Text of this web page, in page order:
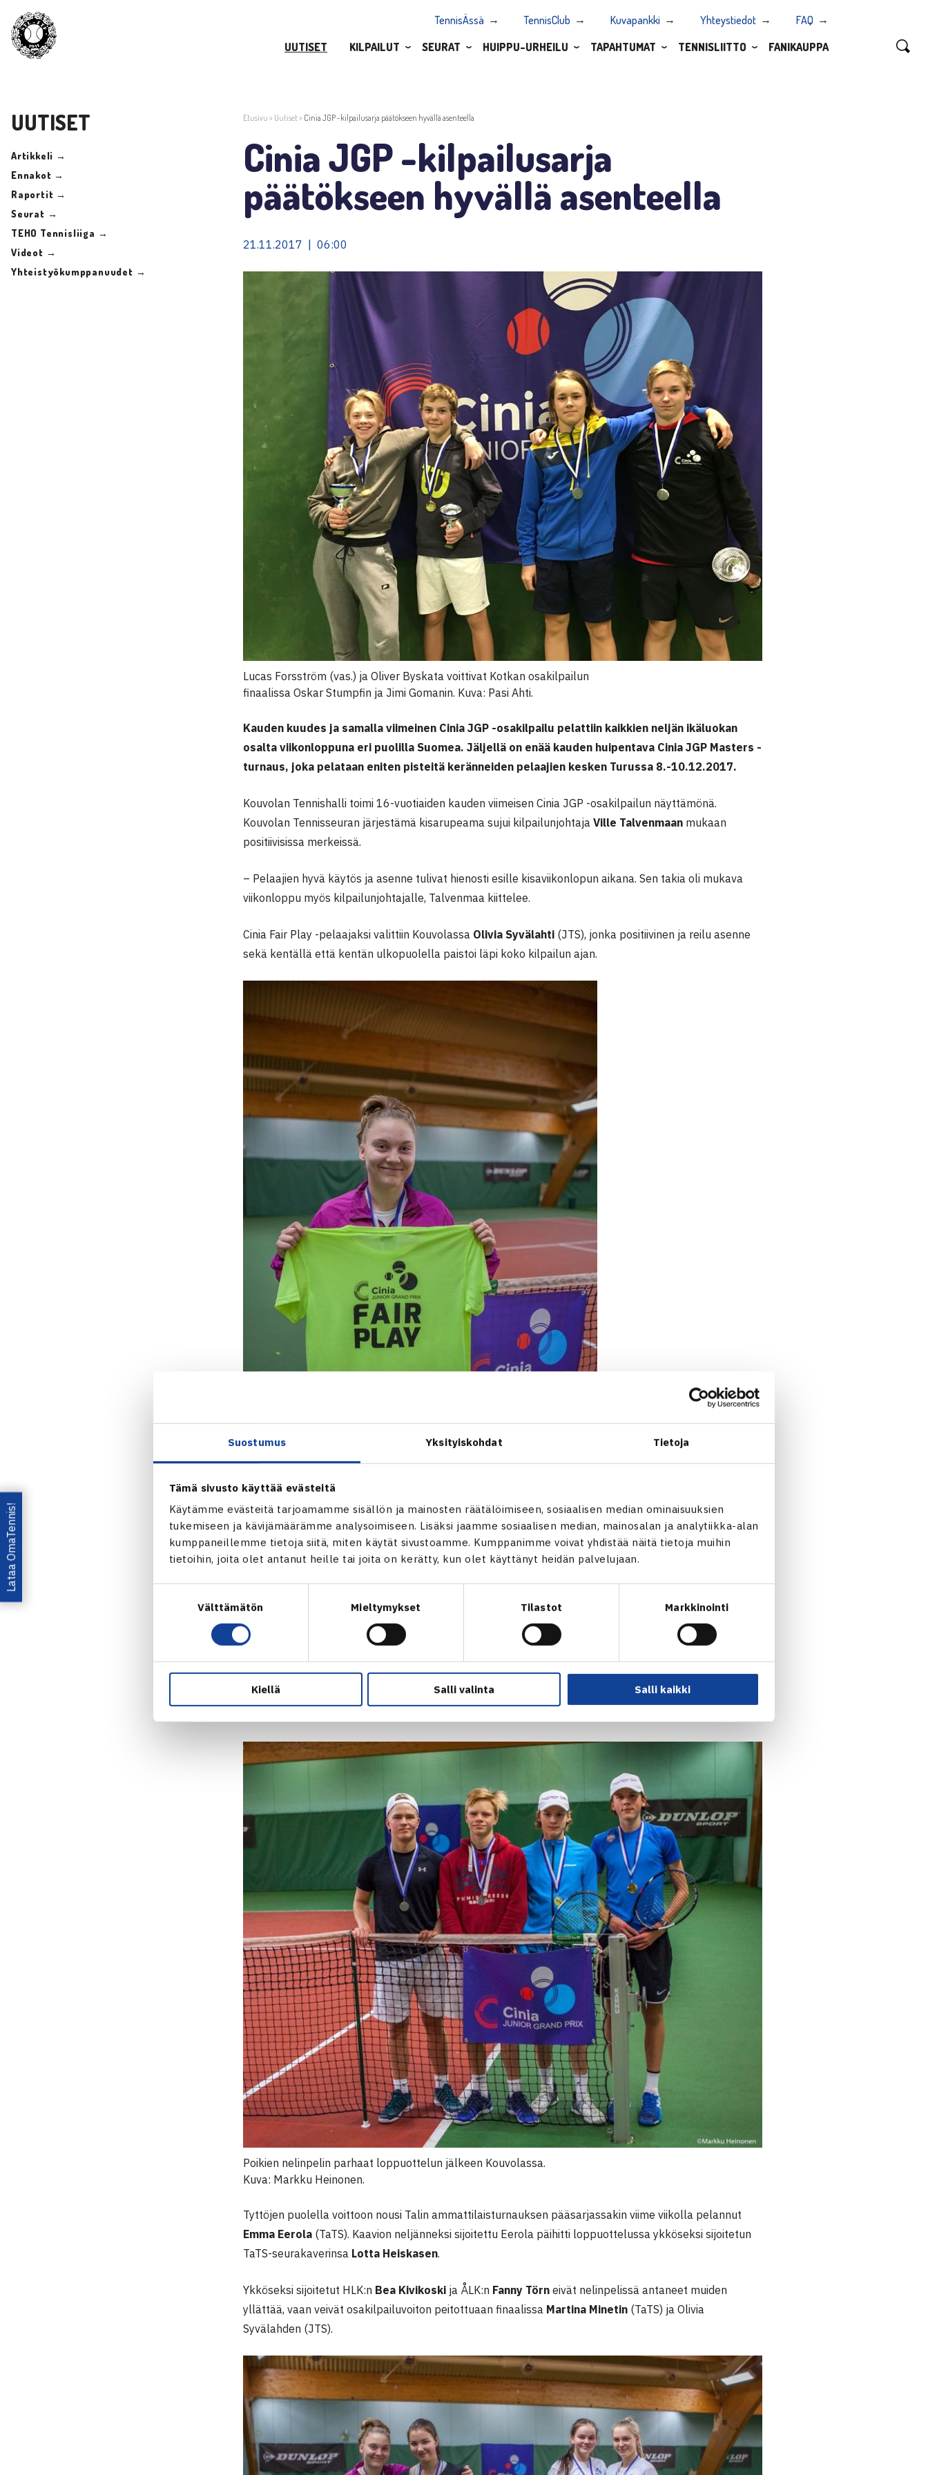
Suostumus Yksityiskohdat Tietoja
Tämä sivusto käyttää evästeitä
Käytämme evästeitä tarjoamamme sisällön ja mainosten räätälöimiseen, sosiaalisen median ominaisuuksien
tukemiseen ja kävijämäärämme analysoimiseen. Lisäksi jaamme sosiaalisen median, mainosalan ja analytiikka-alan
kumppaneillemme tietoja siitä, miten käytät sivustoamme. Kumppanimme voivat yhdistää näitä tietoja muihin
tietoihin, joita olet antanut heille tai joita on kerätty, kun olet käyttänyt heidän palvelujaan.
Välttämätön Mieltymykset Tilastot Markkinointi
Kiellä Salli valinta Salli kaikki
TennisÄssä TennisClub Kuvapankki Yhteystiedot
FAQ
UUTISET
KILPAILUT SEURAT HUIPPU-URHEILU TAPAHTUMAT TENNISLIITTO FANIKAUPPA
UUTISET
Artikkeli →
Ennakot →
Raportit →
Seurat →
TEHO Tennisliiga →
Videot →
Yhteistyökumppanuudet →
Etusivu > Uutiset> Cinia JGP -kilpailusarja päätökseen hyvällä asenteella
Cinia JGP -kilpailusarja
päätökseen hyvällä asenteella
21.11.2017 | 06:00
Lucas Forsström (vas.) ja Oliver Byskata voittivat Kotkan osakilpailun
finaalissa Oskar Stumpfin ja Jimi Gomanin. Kuva: Pasi Ahti.
Kauden kuudes ja samalla viimeinen Cinia JGP -osakilpailu pelattiin kaikkien neljän ikäluokan
osalta viikonloppuna eri puolilla Suomea. Jäljellä on enää kauden huipentava Cinia JGP Masters -
turnaus, joka pelataan eniten pisteitä keränneiden pelaajien kesken Turussa 8.-10.12.2017.
Kouvolan Tennishalli toimi 16-vuotiaiden kauden viimeisen Cinia JGP -osakilpailun näyttämönä.
Kouvolan Tennisseuran järjestämä kisarupeama sujui kilpailunjohtaja Ville Talvenmaan mukaan
positiivisissa merkeissä.
– Pelaajien hyvä käytös ja asenne tulivat hienosti esille kisaviikonlopun aikana. Sen takia oli mukava
viikonloppu myös kilpailunjohtajalle, Talvenmaa kiittelee.
Cinia Fair Play -pelaajaksi valittiin Kouvolassa Olivia Syvälahti (JTS), jonka positiivinen ja reilu asenne
sekä kentällä että kentän ulkopuolella paistoi läpi koko kilpailun ajan.
Kouvolassa 16-vuotiaiden Cinia Fair Play -palkinnon
sai Jyväskylän Tennisseuran Olivia Syvälahti.
Kuva: Markku Heinonen.
Kärkisijoitetut pelaajat pitivät hyvin pintansa Kouvolassa. Poikien kaksinpelin finaalissa voiton vei
kakkoseksi sijoitettu HVS-Tenniksen
, joka kukisti ykkössijoitetun
Valtteri Laitisen
(OVS).
Nelinpelissä osakilpailuvoiton nappasi ykkössijoitettu OVS-kaksikko, jonka muodostivat Laitinen ja
Poikien nelinpelin parhaat loppuottelun jälkeen Kouvolassa.
Kuva: Markku Heinonen.
Tyttöjen puolella voittoon nousi Talin ammattilaisturnauksen pääsarjassakin viime viikolla pelannut
Emma Eerola (TaTS). Kaavion neljänneksi sijoitettu Eerola päihitti loppuottelussa ykköseksi sijoitetun
TaTS-seurakaverinsa Lotta Heiskasen.
Ykköseksi sijoitetut HLK:n Bea Kivikoski ja ÅLK:n Fanny Törn eivät nelinpelissä antaneet muiden
yllättää, vaan veivät osakilpailuvoiton peitottuaan finaalissa Martina Minetin (TaTS) ja Olivia
Syvälahden (JTS).
Lataa OmaTennis!